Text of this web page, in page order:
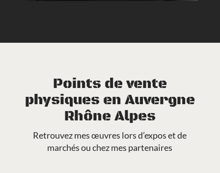
Points de vente
physiques en Auvergne
Rhône Alpes
Retrouvez mes œuvres lors d’expos et de
marchés ou chez mes partenaires